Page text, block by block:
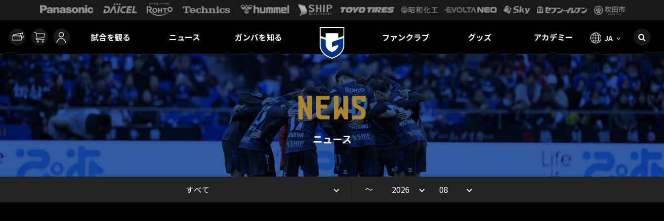
試合を観る ニュース ガンバを知る ファンクラブ グッズ アカデミー JA
NEWS
ニュース
～